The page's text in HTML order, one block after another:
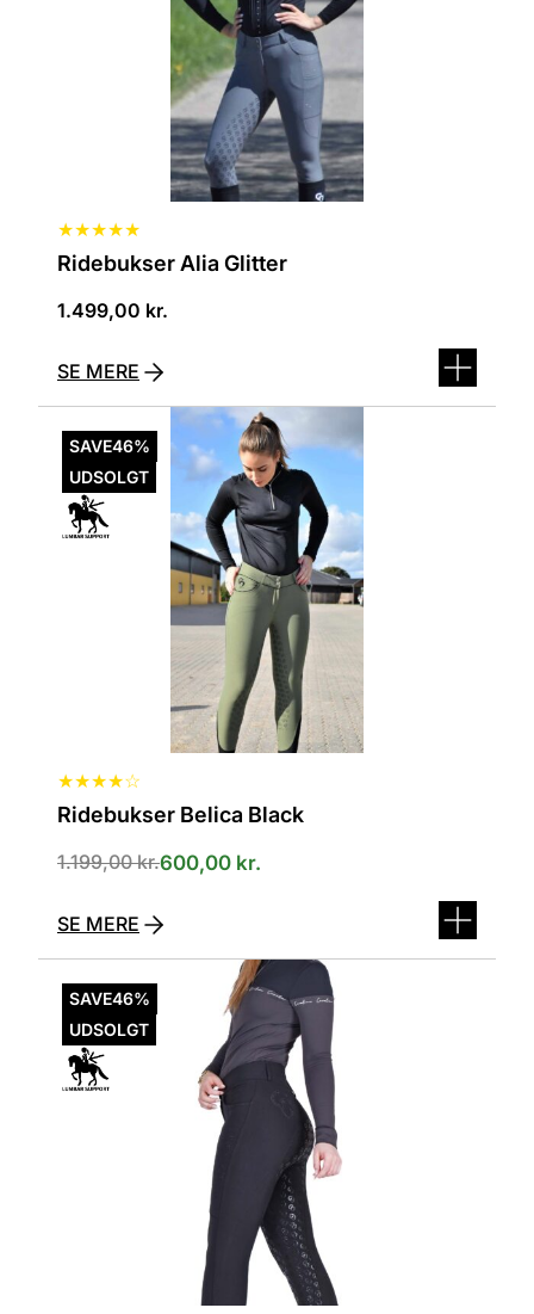
★★★★★
Ridebukser Alia Glitter
1.499,00 kr.
SE MERE
SAVE46%
UDSOLGT
★★★★☆
Ridebukser Belica Black
1.199,00kr.600,00 kr.
vare
har
flere
varianter.
Mulighederne
SE MERE
SAVE46%
UDSOLGT
vare
har
flere
varianter.
Mulighederne